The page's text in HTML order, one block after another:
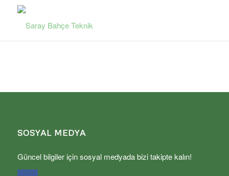
SOSYAL MEDYA
Güncel bilgiler için sosyal medyada bizi takipte kalın!